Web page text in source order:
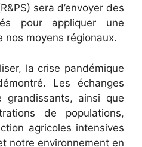
sera d’envoyer des
pour appliquer une
nos moyens régionaux.
la crise pandémique
Les échanges
grandissants, ainsi que
de populations,
agricoles intensives
notre environnement en